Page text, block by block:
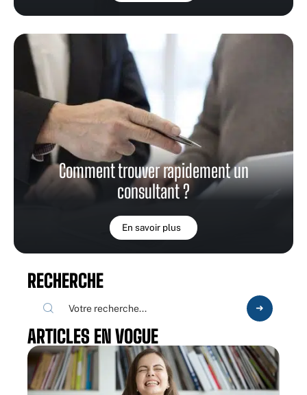
Comment trouver rapidement un
consultant ?
En savoir plus
RECHERCHE
ARTICLES EN VOGUE